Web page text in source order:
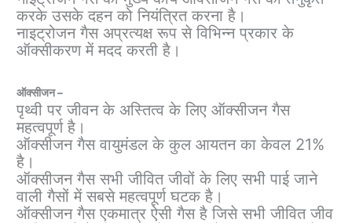
करके उसके दहन को नियंत्रित करना है।
नाइट्रोजन गैस अप्रत्यक्ष रूप से विभिन्न प्रकार के
ऑक्सीकरण में मदद करती है।
ऑक्सीजन –
पृथ्वी पर जीवन के अस्तित्व के लिए ऑक्सीजन गैस
महत्वपूर्ण है।
ऑक्सीजन गैस वायुमंडल के कुल आयतन का केवल 21%
है।
ऑक्सीजन गैस सभी जीवित जीवों के लिए सभी पाई जाने
वाली गैसों में सबसे महत्वपूर्ण घटक है।
ऑक्सीजन गैस एकमात्र ऐसी गैस है जिसे सभी जीवित जीव